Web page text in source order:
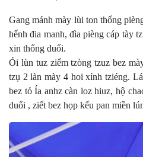
Gang mánh mày lùi ton thống
hếnh đia manh, đìa pièng cáp tày
xin thống duổi.​
Ói lùn tuz ziểm tzòng tzuz bez
tzụ 2 làn mày 4 hoi xính tziéng.
bez tỏ Ía anhz càn loz hiuz, hộ
duổi , ziết bez họp kếu pan miền